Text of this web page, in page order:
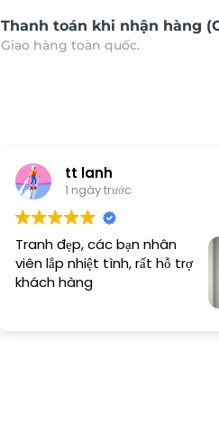
Thanh toán khi nhận hàng
Giao hàng toàn quốc.
tt lanh
1 ngày trước
Tranh đẹp, các bạn nhân
viên lắp nhiệt tình, rất hỗ trợ
khách hàng